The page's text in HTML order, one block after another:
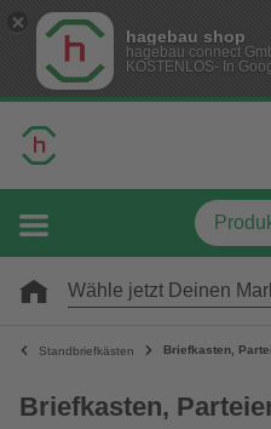
hagebau shop
hagebau connect
KOSTENLOS- In
Wähle jetzt Deinen
Standbriefkästen Briefkasten,
Briefkasten,